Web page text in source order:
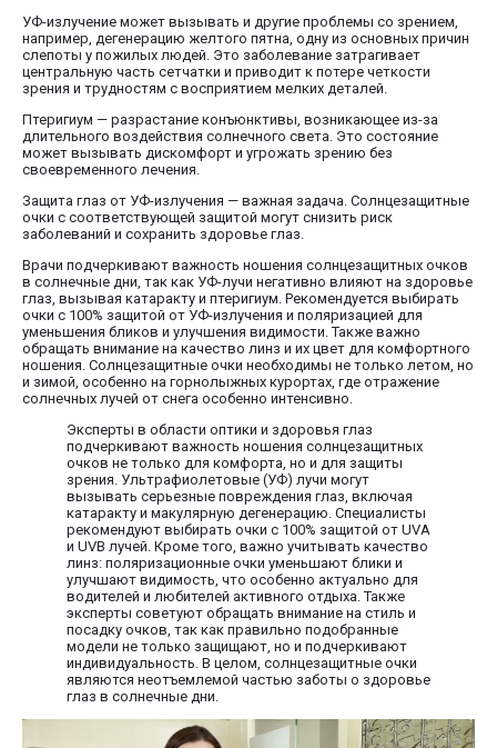
УФ-излучение может вызывать и другие проблемы со зрением,
например, дегенерацию желтого пятна, одну из основных причин
слепоты у пожилых людей. Это заболевание затрагивает
центральную часть сетчатки и приводит к потере четкости
зрения и трудностям с восприятием мелких деталей.
Птеригиум — разрастание конъюнктивы, возникающее из-за
длительного воздействия солнечного света. Это состояние
может вызывать дискомфорт и угрожать зрению без
своевременного лечения.
Защита глаз от УФ-излучения — важная задача. Солнцезащитные
очки с соответствующей защитой могут снизить риск
заболеваний и сохранить здоровье глаз.
Врачи подчеркивают важность ношения солнцезащитных очков
в солнечные дни, так как УФ-лучи негативно влияют на здоровье
глаз, вызывая катаракту и птеригиум. Рекомендуется выбирать
очки с 100% защитой от УФ-излучения и поляризацией для
уменьшения бликов и улучшения видимости. Также важно
обращать внимание на качество линз и их цвет для комфортного
ношения. Солнцезащитные очки необходимы не только летом, но
и зимой, особенно на горнолыжных курортах, где отражение
солнечных лучей от снега особенно интенсивно.
Эксперты в области оптики и здоровья глаз
подчеркивают важность ношения солнцезащитных
очков не только для комфорта, но и для защиты
зрения. Ультрафиолетовые (УФ) лучи могут
вызывать серьезные повреждения глаз, включая
катаракту и макулярную дегенерацию. Специалисты
рекомендуют выбирать очки с 100% защитой от UVA
и UVB лучей. Кроме того, важно учитывать качество
линз: поляризационные очки уменьшают блики и
улучшают видимость, что особенно актуально для
водителей и любителей активного отдыха. Также
эксперты советуют обращать внимание на стиль и
посадку очков, так как правильно подобранные
модели не только защищают, но и подчеркивают
индивидуальность. В целом, солнцезащитные очки
являются неотъемлемой частью заботы о здоровье
глаз в солнечные дни.